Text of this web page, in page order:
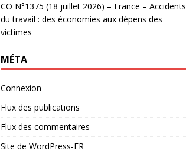
CO N°1375 (18 juillet 2026) – France – Accidents
du travail : des économies aux dépens des
victimes
MÉTA
Connexion
Flux des publications
Flux des commentaires
Site de WordPress-FR